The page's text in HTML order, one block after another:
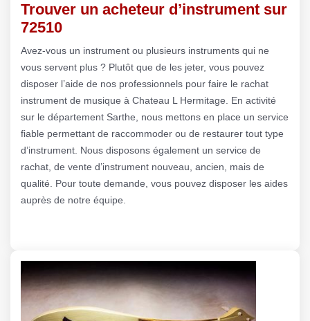
Trouver un acheteur d’instrument sur
72510
Avez-vous un instrument ou plusieurs instruments qui ne
vous servent plus ? Plutôt que de les jeter, vous pouvez
disposer l’aide de nos professionnels pour faire le rachat
instrument de musique à Chateau L Hermitage. En activité
sur le département Sarthe, nous mettons en place un service
fiable permettant de raccommoder ou de restaurer tout type
d’instrument. Nous disposons également un service de
rachat, de vente d’instrument nouveau, ancien, mais de
qualité. Pour toute demande, vous pouvez disposer les aides
auprès de notre équipe.